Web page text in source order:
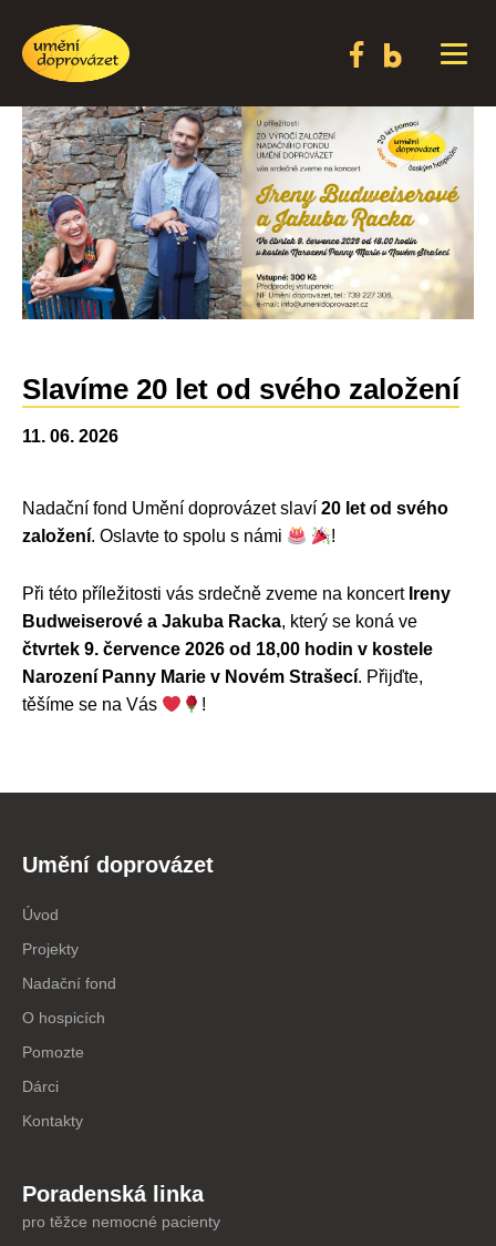
Slavíme 20 let od svého založení
11. 06. 2026
Nadační fond Umění doprovázet slaví 20 let od svého
založení. Oslavte to spolu s námi !
Při této příležitosti vás srdečně zveme na koncert Ireny
Budweiserové a Jakuba Racka, který se koná ve
čtvrtek 9. července 2026 od 18,00 hodin v kostele
Narození Panny Marie v Novém Strašecí. Přijďte,
těšíme se na Vás
!
Umění doprovázet
Úvod
Projekty
Nadační fond
O hospicích
Pomozte
Dárci
Kontakty
Poradenská linka
pro těžce nemocné pacienty